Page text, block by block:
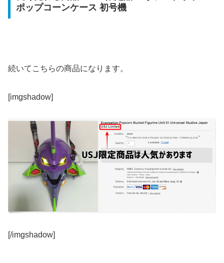
ポップコーンケース 初号機
続いてこちらの商品になります。
[imgshadow]
[/imgshadow]